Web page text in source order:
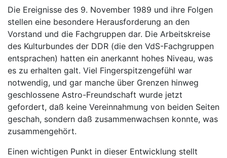
Die Ereignisse des 9. November 1989 und ihre Folgen
stellen eine besondere Herausforderung an den
Vorstand und die Fachgruppen dar. Die Arbeitskreise
des Kulturbundes der DDR (die den VdS-Fachgruppen
entsprachen) hatten ein anerkannt hohes Niveau, was
es zu erhalten galt. Viel Fingerspitzengefühl war
notwendig, und gar manche über Grenzen hinweg
geschlossene Astro-Freundschaft wurde jetzt
gefordert, daß keine Vereinnahmung von beiden Seiten
geschah, sondern daß zusammenwachsen konnte, was
zusammengehört.
Einen wichtigen Punkt in dieser Entwicklung stellt